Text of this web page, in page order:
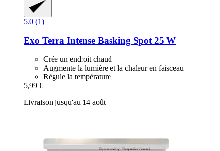
5.0 (1)
Exo Terra Intense Basking Spot 25 W
Crée un endroit chaud
Augmente la lumière et la chaleur en faisceau
Régule la température
5,99 €
Livraison jusqu'au 14 août